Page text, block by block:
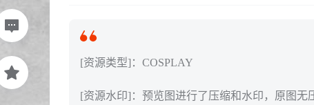
[资源类型]：COSPLAY
[资源水印]：预览图进行了压缩和水印，原图无